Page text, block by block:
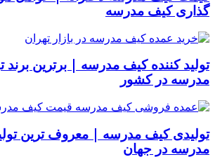
گذاری کیف مدرسه
تولید کننده کیف مدرسه | برترین برند
مدرسه در کشور
تولیدی کیف مدرسه | معروف ترین
مدرسه در جهان